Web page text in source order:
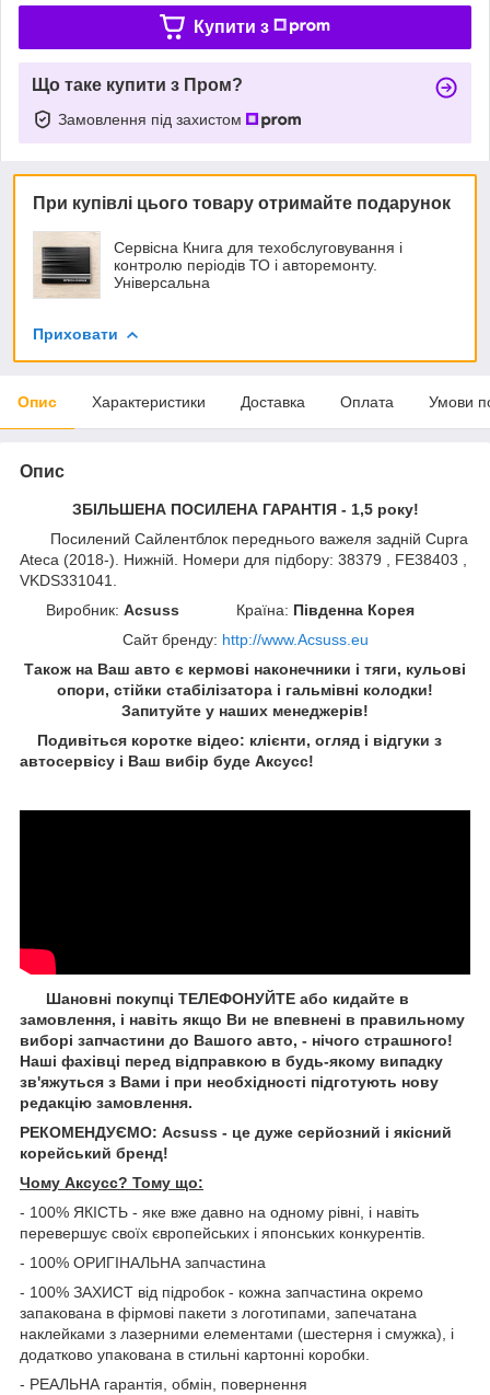
Купити з
Що таке купити з Пром?
Замовлення під захистом
При купівлі цього товару отримайте подарунок
Сервісна Книга для техобслуговування і
контролю періодів ТО і авторемонту.
Універсальна
Приховати
Опис Характеристики Доставка Оплата Умови
Опис
ЗБІЛЬШЕНА ПОСИЛЕНА ГАРАНТІЯ - 1,5 року!
Посилений Сайлентблок переднього важеля задній Cupra
Ateca (2018-). Нижній. Номери для підбору: 38379 , FE38403 ,
VKDS331041.
Виробник: Acsuss Країна: Південна Корея
Сайт бренду: http://www.Acsuss.eu
Також на Ваш авто є кермові наконечники і тяги, кульові
опори, стійки стабілізатора і гальмівні колодки!
Запитуйте у наших менеджерів!
Подивіться коротке відео: клієнти, огляд і відгуки з
автосервісу і Ваш вибір буде Aксусс!
Шановні покупці ТЕЛЕФОНУЙТЕ або кидайте в
замовлення, і навіть якщо Ви не впевнені в правильному
виборі запчастини до Вашого авто, - нічого страшного!
Наші фахівці перед відправкою в будь-якому випадку
зв'яжуться з Вами і при необхідності підготують нову
редакцію замовлення.
РЕКОМЕНДУЄМО: Acsuss - це дуже серйозний і якісний
корейський бренд!
Чому Aксусс? Тому що:
- 100% ЯКІСТЬ - яке вже давно на одному рівні, і навіть
перевершує своїх європейських і японських конкурентів.
- 100% ОРИГІНАЛЬНА запчастина
- 100% ЗАХИСТ від підробок - кожна запчастина окремо
запакована в фірмові пакети з логотипами, запечатана
наклейками з лазерними елементами (шестерня і смужка), і
додатково упакована в стильні картонні коробки.
- РЕАЛЬНА гарантія, обмін, повернення